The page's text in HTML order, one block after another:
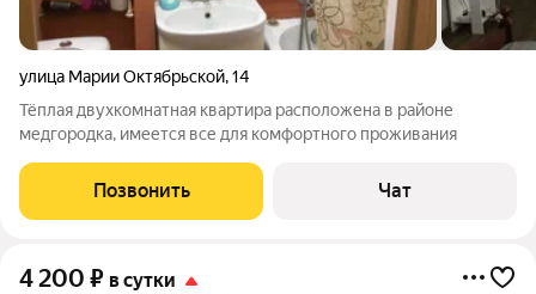
улица Марии Октябрьской,14
Тёплая двухкомнатная квартира расположена в районе
медгородка, имеется все для комфортного проживания
Позвонить Чат
4 200 ₽ в сутки